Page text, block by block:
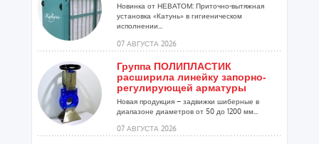
Новинка от НЕВАТОМ: Приточно-вытяжная
установка «Катунь» в гигиеническом
исполнении...
07 АВГУСТА 2026
Группа ПОЛИПЛАСТИК
расширила линейку запорно-
регулирующей арматуры
Новая продукция – задвижки шиберные в
диапазоне диаметров от 50 до 1200 мм...
07 АВГУСТА 2026